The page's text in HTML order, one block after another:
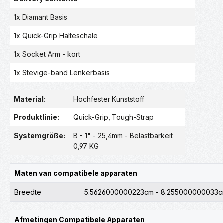
1x Diamant Basis
1x Quick-Grip Halteschale
1x Socket Arm - kort
1x Stevige-band Lenkerbasis
Material: Hochfester Kunststoff
Produktlinie: Quick-Grip , Tough-Strap
Systemgröße:
B - 1" - 25,4mm - Belastbarkeit
0,97 KG
Maten van compatibele apparaten
Breedte 5.5626000000223cm -
Afmetingen Compatibele Apparaten